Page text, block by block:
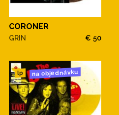
CORONER
GRIN € 50
lp na objednávku